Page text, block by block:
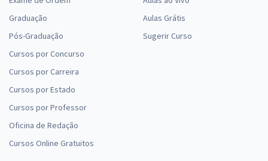
Graduação
Pós-Graduação
Cursos por Concurso
Cursos por Carreira
Cursos por Estado
Cursos por Professor
Oficina de Redação
Cursos Online Gratuitos
Aulas Grátis
Sugerir Curso